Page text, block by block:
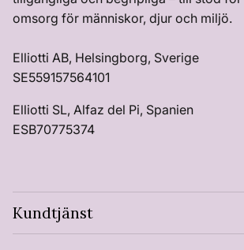
omsorg för människor, djur och miljö.
Elliotti AB, Helsingborg, Sverige
SE559157564101
Elliotti SL, Alfaz del Pi, Spanien
ESB70775374
Kundtjänst